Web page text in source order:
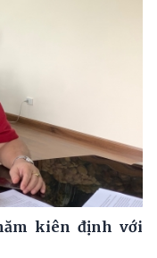
kiên định với